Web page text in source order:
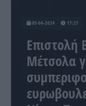
09-04-2024 17:27
Επιστολή
Μέτσολα